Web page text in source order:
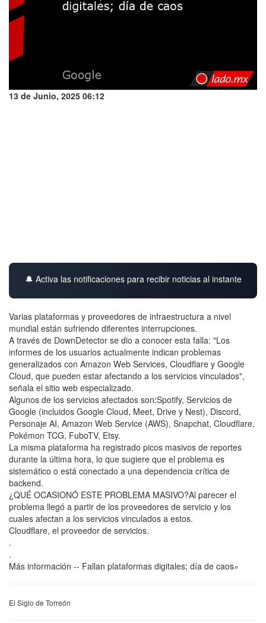
13 de Junio, 2025 06:12
🔔 Activa las notificaciones para recibir noticias al instante
Varias plataformas y proveedores de infraestructura a nivel
mundial están sufriendo diferentes interrupciones.
A través de DownDetector se dio a conocer esta falla: "Los
informes de los usuarios actualmente indican problemas
generalizados con Amazon Web Services, Cloudflare y Google
Cloud, que pueden estar afectando a los servicios vinculados",
señala el sitio web especializado.
Algunos de los servicios afectados son:Spotify, Servicios de
Google (incluidos Google Cloud, Meet, Drive y Nest), Discord,
Personaje AI, Amazon Web Service (AWS), Snapchat, Cloudflare,
Pokémon TCG, FuboTV, Etsy.
La misma plataforma ha registrado picos masivos de reportes
durante la última hora, lo que sugiere que el problema es
sistemático o está conectado a una dependencia crítica de
backend.
¿QUÉ OCASIONÓ ESTE PROBLEMA MASIVO?Al parecer el
problema llegó a partir de los proveedores de servicio y los
cuales afectan a los servicios vinculados a estos.
Cloudflare, el proveedor de servicios.
.
.
Más información -- Fallan plataformas digitales; día de caos»
El Siglo de Torreón